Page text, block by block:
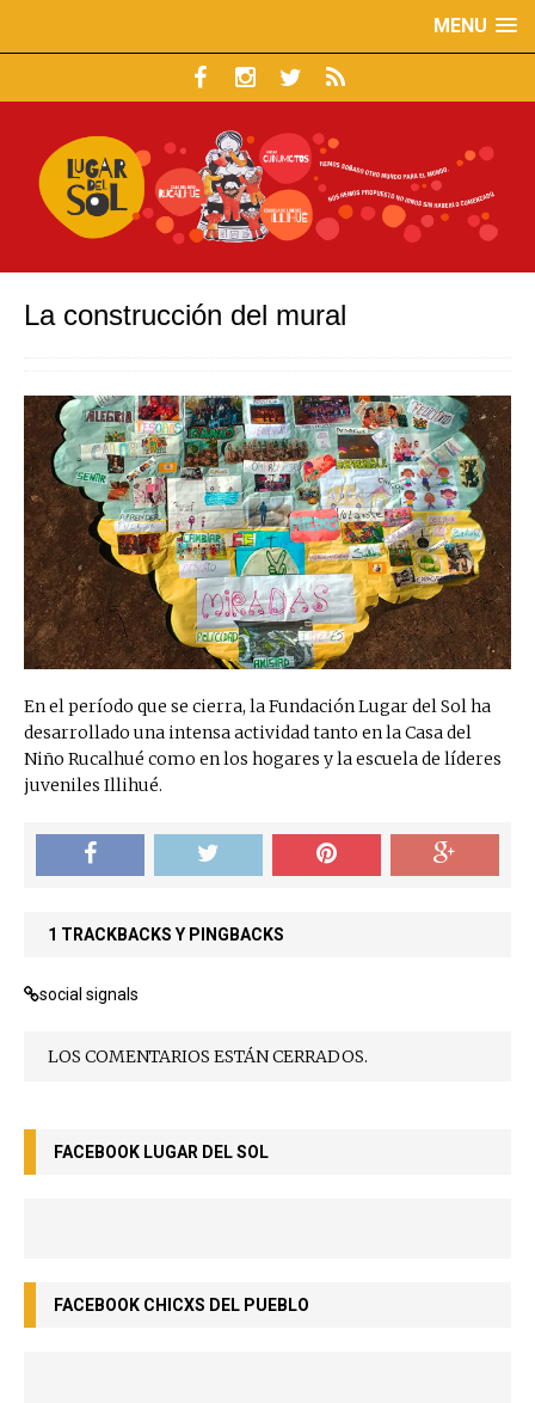
MENU
La construcción del mural
En el período que se cierra, la Fundación Lugar del Sol ha
desarrollado una intensa actividad tanto en la Casa del
Niño Rucalhué como en los hogares y la escuela de líderes
juveniles Illihué.
1 TRACKBACKS Y PINGBACKS
social signals
LOS COMENTARIOS ESTÁN CERRADOS.
FACEBOOK LUGAR DEL SOL
FACEBOOK CHICXS DEL PUEBLO